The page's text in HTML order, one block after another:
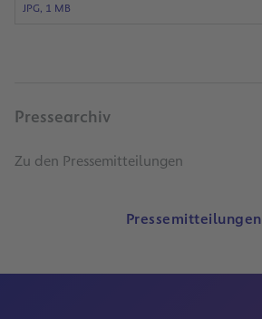
JPG, 1 MB
Pressearchiv
Zu den Pressemitteilungen
Pressemitteilungen